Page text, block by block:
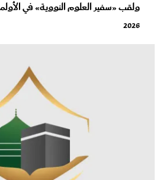
ولقب «سفير العلوم النووية» في
2026